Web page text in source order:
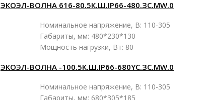
ЭКОЭЛ-ВОЛНА 616-80.5К.Ш.IP66-480.ЗС.MW.0
Номинальное напряжение, В: 110-305
Габариты, мм: 480*230*130
Мощность нагрузки, Вт: 80
ЭКОЭЛ-ВОЛНА -100.5К.Ш.IP66-680YC.ЗС.MW.0
Номинальное напряжение, В: 110-305
Габариты, мм: 680*305*185